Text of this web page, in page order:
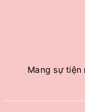
Mang sự tiện